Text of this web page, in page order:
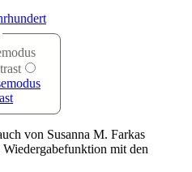
von Susanna M. Farkas
Wiedergabefunktion mit den